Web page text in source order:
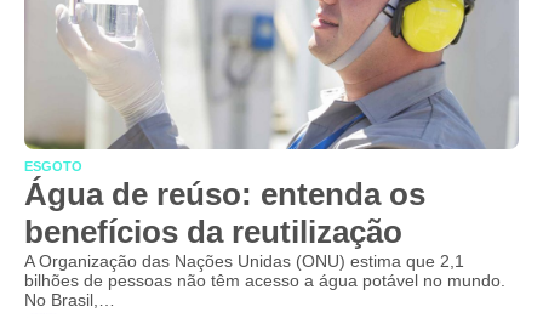
ESGOTO
Água de reúso: entenda os
benefícios da reutilização
A Organização das Nações Unidas (ONU) estima que 2,1
bilhões de pessoas não têm acesso a água potável no mundo.
No Brasil,…